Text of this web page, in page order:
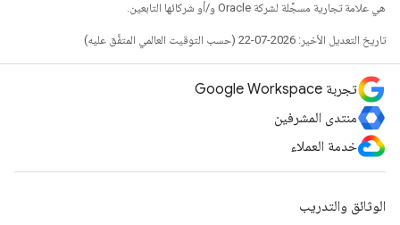
هي علامة تجارية مسجَّلة لشركة Oracle و/أو شركائها التابعين.
تاريخ التعديل الأخير: 2026-07-22 (حسب التوقيت العالمي المتفَّق عليه)
تجربة Google Workspace
منتدى المشرفين
خدمة العملاء
الوثائق والتدريب